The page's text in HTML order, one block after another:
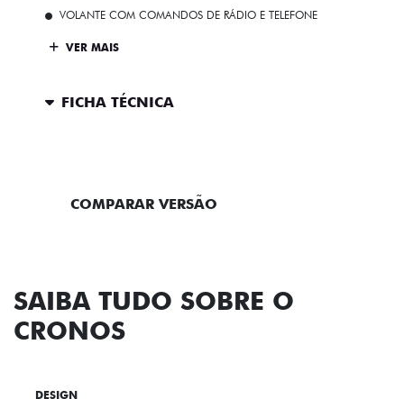
VOLANTE COM COMANDOS DE RÁDIO E TELEFONE
VER MAIS
FICHA TÉCNICA
COMPARAR VERSÃO
SAIBA TUDO SOBRE O
CRONOS
DESIGN